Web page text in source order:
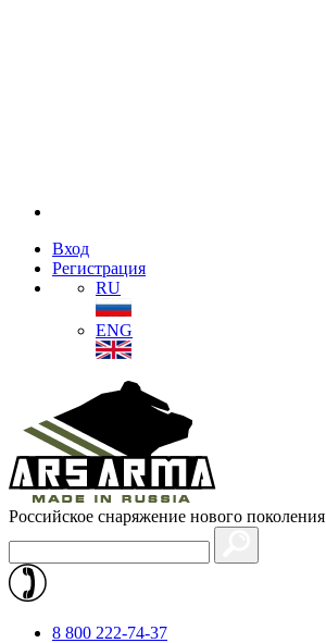
Вход
Регистрация
RU
ENG
Российское снаряжение нового поколения
8 800 222-74-37